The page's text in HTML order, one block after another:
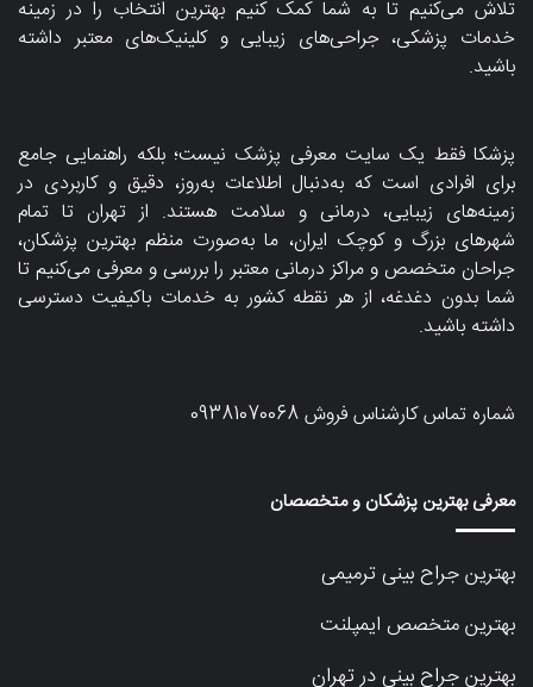
تلاش می‌کنیم تا به شما کمک کنیم بهترین انتخاب را در زمینه
خدمات پزشکی، جراحی‌های زیبایی و کلینیک‌های معتبر داشته
باشید.
پزشکا فقط یک سایت معرفی پزشک نیست؛ بلکه راهنمایی جامع
برای افرادی است که به‌دنبال اطلاعات به‌روز، دقیق و کاربردی در
زمینه‌های زیبایی، درمانی و سلامت هستند. از تهران تا تمام
شهرهای بزرگ و کوچک ایران، ما به‌صورت منظم بهترین پزشکان،
جراحان متخصص و مراکز درمانی معتبر را بررسی و معرفی می‌کنیم تا
شما بدون دغدغه، از هر نقطه کشور به خدمات باکیفیت دسترسی
داشته باشید.
شماره تماس کارشناس فروش09381070068
معرفی بهترین پزشکان و متخصصان
بهترین جراح بینی ترمیمی
بهترین متخصص ایمپلنت
بهترین جراح بینی در تهران